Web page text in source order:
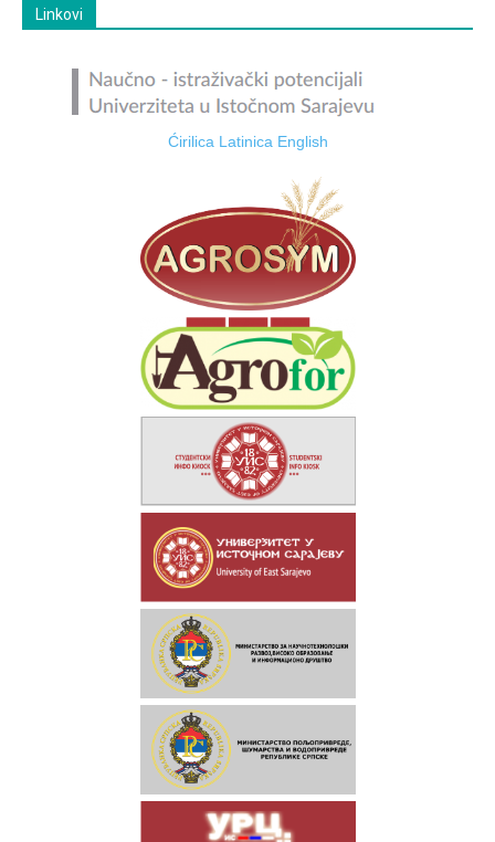
Linkovi
Ćirilica Latinica English